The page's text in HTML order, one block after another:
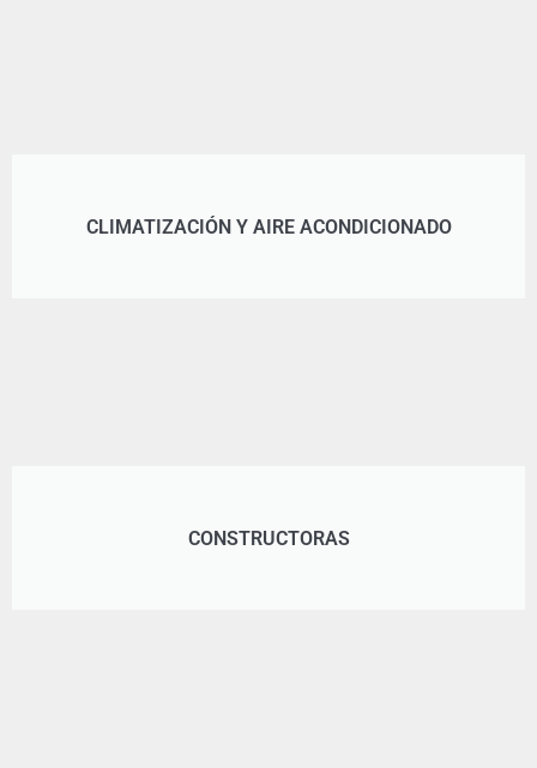
CLIMATIZACIÓN Y AIRE ACONDICIONADO
CONSTRUCTORAS